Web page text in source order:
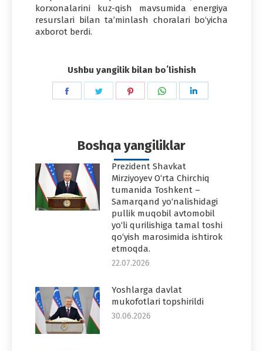
korxonalarini kuz-qish mavsumida energiya
resurslari bilan ta’minlash choralari bo‘yicha
axborot berdi.
Ushbu yangilik bilan boʻlishish
Share
Share
Share
Share
Boshqa yangiliklar
Prezident Shavkat
Mirziyoyev O‘rta Chirchiq
tumanida Toshkent –
Samarqand yo‘nalishidagi
pullik muqobil avtomobil
yo‘li qurilishiga tamal toshi
qo‘yish marosimida ishtirok
etmoqda.
22.07.2026
Yoshlarga davlat
mukofotlari topshirildi
30.06.2026